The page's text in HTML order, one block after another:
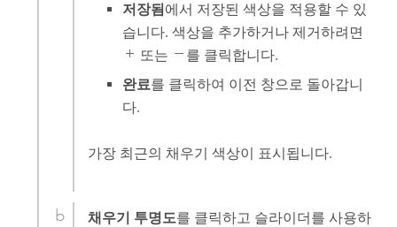
저장됨에서 저장된 색상을 적용할 수 있
습니다. 색상을 추가하거나 제거하려면
또는
를 클릭합니다.
완료를 클릭하여 이전 창으로 돌아갑니
다.
가장 최근의 채우기 색상이 표시됩니다.
채우기 투명도를 클릭하고 슬라이더를 사용하